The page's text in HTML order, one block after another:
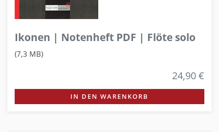
Ikonen | Notenheft PDF | Flöte solo
(7,3 MB)
24,90 €
IN DEN WARENKORB